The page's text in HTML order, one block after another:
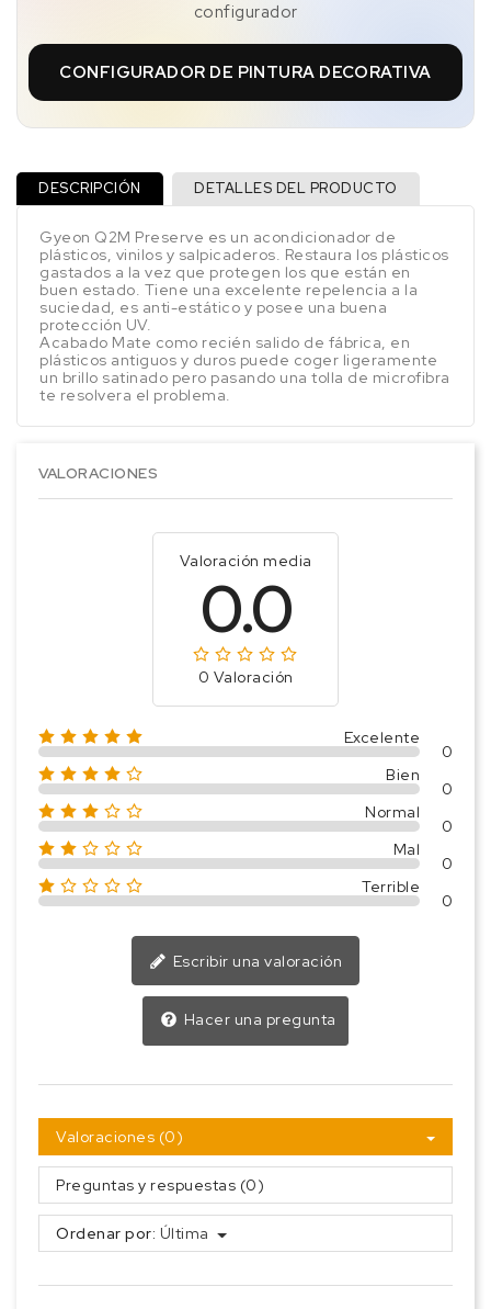
configurador
CONFIGURADOR DE PINTURA DECORATIVA
DESCRIPCIÓN DETALLES DEL PRODUCTO
Gyeon Q2M Preserve es un acondicionador de
plásticos, vinilos y salpicaderos. Restaura los plásticos
gastados a la vez que protegen los que están en
buen estado. Tiene una excelente repelencia a la
suciedad, es anti-estático y posee una buena
protección UV.
Acabado Mate como recién salido de fábrica, en
plásticos antiguos y duros puede coger ligeramente
un brillo satinado pero pasando una tolla de microfibra
te resolvera el problema.
VALORACIONES
Valoración media
0.0
0 Valoración
Excelente
0
Bien
0
Normal
0
Mal
0
Terrible
0
Escribir una valoración
Hacer una pregunta
Valoraciones (0)
Preguntas y respuestas (0)
Ordenar por: Última